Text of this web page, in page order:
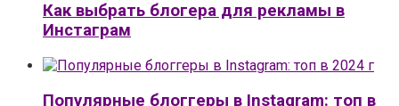
Как выбрать блогера для рекламы в
Инстаграм
Популярные блоггеры в Instagram: топ в